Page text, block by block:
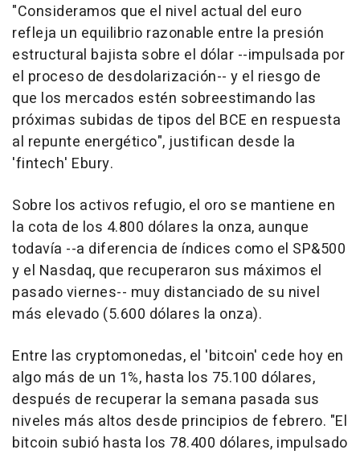
"Consideramos que el nivel actual del euro
refleja un equilibrio razonable entre la presión
estructural bajista sobre el dólar --impulsada por
el proceso de desdolarización-- y el riesgo de
que los mercados estén sobreestimando las
próximas subidas de tipos del BCE en respuesta
al repunte energético", justifican desde la
'fintech' Ebury.
Sobre los activos refugio, el oro se mantiene en
la cota de los 4.800 dólares la onza, aunque
todavía --a diferencia de índices como el SP&500
y el Nasdaq, que recuperaron sus máximos el
pasado viernes-- muy distanciado de su nivel
más elevado (5.600 dólares la onza).
Entre las cryptomonedas, el 'bitcoin' cede hoy en
algo más de un 1%, hasta los 75.100 dólares,
después de recuperar la semana pasada sus
niveles más altos desde principios de febrero. "El
bitcoin subió hasta los 78.400 dólares, impulsado